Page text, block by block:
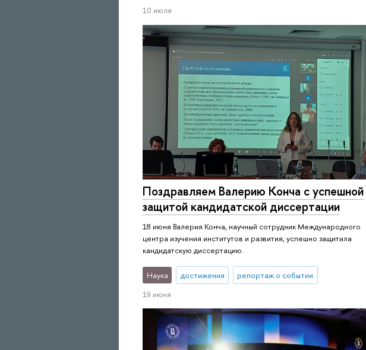
10 июля
Поздравляем Валерию Конча с успешной
защитой кандидатской диссертации
18 июня Валерия Конча, научный сотрудник Международного
центра изучения институтов и развития, успешно защитила
кандидатскую диссертацию.
Наука достижения
репортаж о событии
19 июня